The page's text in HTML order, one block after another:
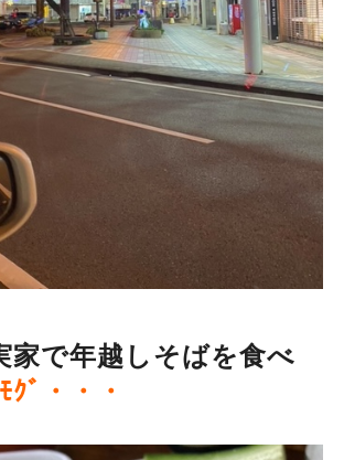
家で年越しそばを食べ
ｸﾞ・・・